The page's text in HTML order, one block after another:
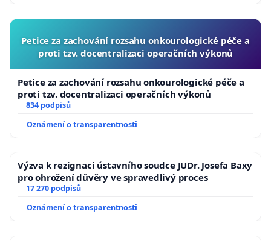
Petice za zachování rozsahu onkourologické péče a
proti tzv. docentralizaci operačních výkonů
Petice za zachování rozsahu onkourologické péče a
proti tzv. docentralizaci operačních výkonů
834 podpisů
Oznámení o transparentnosti
Výzva k rezignaci ústavního soudce JUDr. Josefa Baxy
pro ohrožení důvěry ve spravedlivý proces
17 270 podpisů
Oznámení o transparentnosti